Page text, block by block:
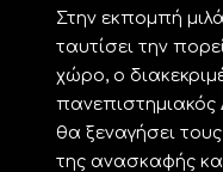
Στην εκπομπή
ταυτίσει την
χώρο, ο
πανεπιστημιακός
θα ξεναγήσει
της ανασκαφής